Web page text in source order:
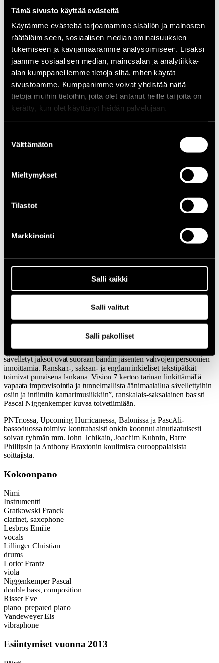
Tämä sivusto käyttää evästeitä
Käytämme evästeitä tarjoamamme sisällön ja mainosten
räätälöimiseen, sosiaalisen median ominaisuuksien
tukemiseen ja kävijämäärämme analysoimiseen. Lisäksi
jaamme sosiaalisen median, mainosalan ja analytiikka-
alan kumppaneillemme tietoja siitä, miten käytät
sivustoamme. Kumppanimme voivat yhdistää näitä
tietoja muihin tietoihin, joita olet antanut heille tai joita on
kerätty, kun olet käyttänyt heidän palvelujaan.
valinta
Välttämätön
Mieltymykset
Tilastot
Markkinointi
Salli kaikki
Salli valitut
Salli pakolliset
1988
1987
1986
1985
1984
1983
1982
1981
1980
1970-luku
1979
1978
1974
1971
1968
Pascal Niggenkemper Vision 7
Pascal Niggenkemper Vision 7
“Unelmoin pitkään kokoavani bändin Ranskan ja Saksan eturivin
improvisoijista ja kirjoittavani musiikkia sille. Meitä yhdistää
rakkaus hetkessä tapahtuvaan spontaaniuteen ja yllätyksiin, ja
intohimo löytää uusia kommunikoinnin muotoja. Musiikkimme
sävelletyt jaksot ovat suoraan bändin jäsenten vahvojen persoonien
innoittamia. Ranskan-, saksan- ja englanninkieliset tekstipätkät
toimivat punaisena lankana. Vision 7 kertoo tarinan linkittämällä
vapaata improvisointia ja tunnelmallista äänimaalailua sävellettyihin
osiin ja intiimiin kamarimusiikkiin”, ranskalais-saksalainen basisti
Pascal Niggenkemper kuvaa toivetiimiään.
PNTriossa, Upcoming Hurricanessa, Balonissa ja PascAli-
bassoduossa toimiva kontrabasisti onkin koonnut ainutlaatuisesti
soivan ryhmän mm. John Tchikain, Joachim Kuhnin, Barre
Phillipsin ja Anthony Braxtonin koulimista eurooppalaisista
soittajista.
Kokoonpano
Nimi
Instrumentti
Gratkowski Franck
clarinet, saxophone
Lesbros Emilie
vocals
Lillinger Christian
drums
Loriot Frantz
viola
Niggenkemper Pascal
double bass, composition
Risser Eve
piano, prepared piano
Vandeweyer Els
vibraphone
Esiintymiset vuonna 2013